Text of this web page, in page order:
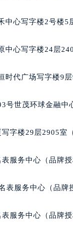
区新华街与康庄
明仁南街宝玑售
河南街宝玑售后服
街道梅河大街宝
五环大街宝玑售
解放路宝玑售后
胜利路宝玑售后
七经街宝玑售后
心写字楼2号楼5
中心写字楼24层
代广场写字楼9层
号世茂环球金融中
字楼29层2905室
服务中心（品牌
表服务中心（品牌
服务中心（品牌